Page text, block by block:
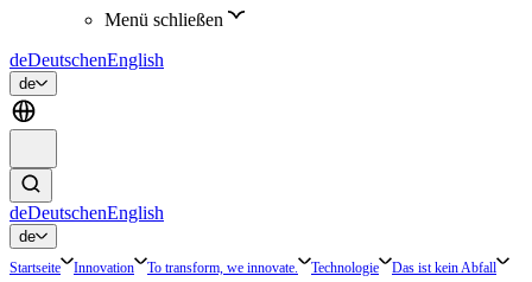
Menü schließen
deDeutschenEnglish
de
deDeutschenEnglish
de
Startseite Innovation To transform, we innovate. Technologie Das ist kein Abfall